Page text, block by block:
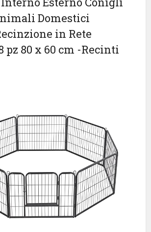
Domestici
in Rete
pz 80 x 60 cm -Recinti